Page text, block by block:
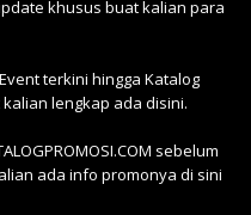
khusus buat kalian para
terkini hingga Katalog
lengkap ada disini.
sebelum
ada info promonya di sini